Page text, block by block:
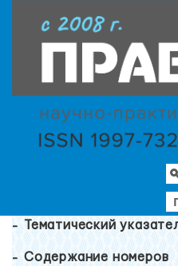
Тематический
Содержание номеров